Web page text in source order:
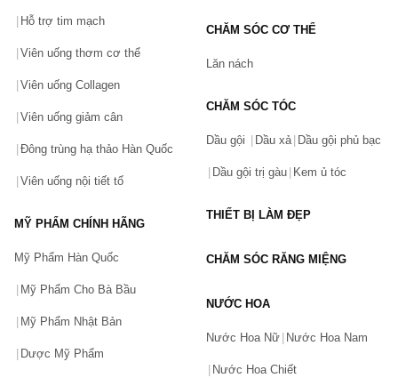
Hỗ trợ tim mạch
Viên uống thơm cơ thể
Viên uống Collagen
Viên uống giảm cân
Đông trùng hạ thảo Hàn Quốc
Viên uống nội tiết tố
MỸ PHẨM CHÍNH HÃNG
Mỹ Phẩm Hàn Quốc
Mỹ Phẩm Cho Bà Bầu
Mỹ Phẩm Nhật Bản
Dược Mỹ Phẩm
CHĂM SÓC CƠ THỂ
Lăn nách
CHĂM SÓC TÓC
Dầu gội Dầu xả Dầu gội phủ bạc
Dầu gội trị gàu Kem ủ tóc
THIẾT BỊ LÀM ĐẸP
CHĂM SÓC RĂNG MIỆNG
NƯỚC HOA
Nước Hoa Nữ Nước Hoa Nam
Nước Hoa Chiết